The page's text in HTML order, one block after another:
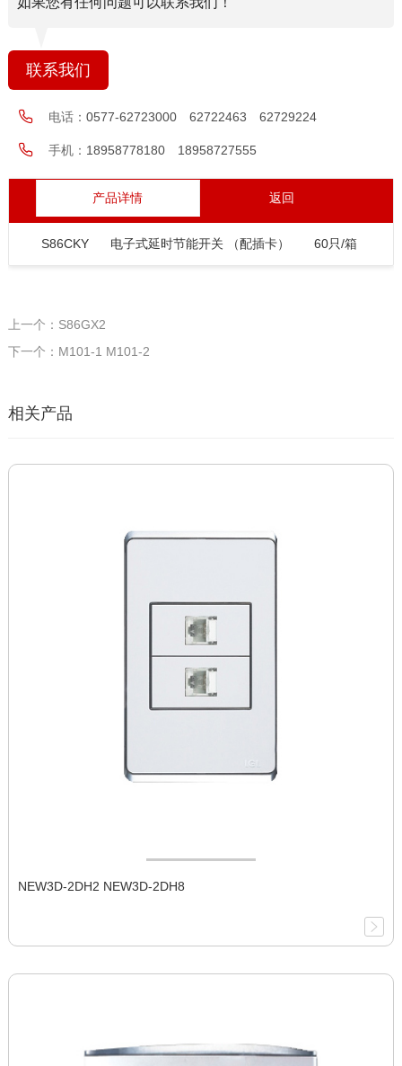
联系我们
电话： 0577-62723000 62722463 62729224
手机： 18958778180 18958727555
产品详情 返回
S86CKY 电子式延时节能开关 （配插卡） 60只/箱
上一个：S86GX2
下一个：M101-1 M101-2
相关产品
NEW3D-2DH2 NEW3D-2DH8